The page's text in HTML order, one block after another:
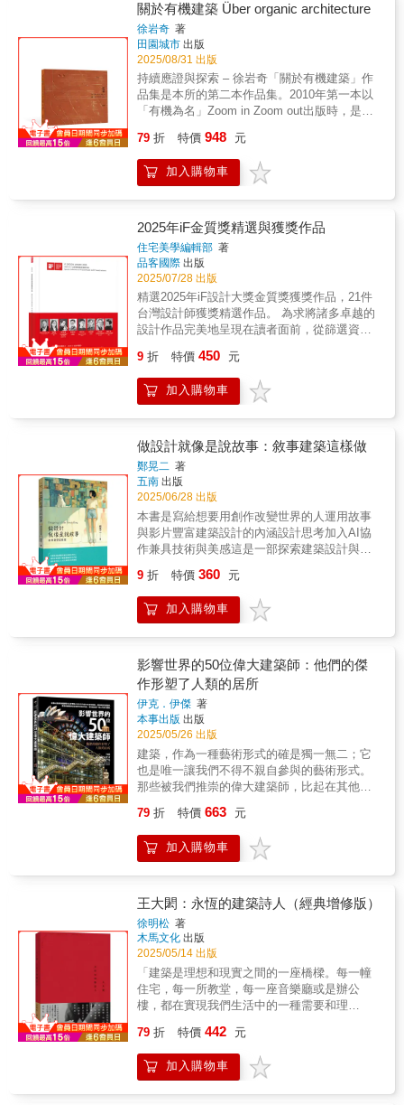
更具雕塑性與精神性的設計，都能在書中清楚
看到他的設計演進與思想演變。對讀者而言，
這不只是作品集，是認識他最原汁原味的讀
本，更是看清勒・柯比意「思想與形式如何逐
步轉變」的清楚脈絡。這本書透過實際案例與
圖像，讓這些抽象理論具體化，是理解 20 世紀
建築發展不可或缺的參考書。本書經常被建築
系學生、學者與專業建築師所引用，不只適合
學術研究，更是最佳建築設計參考、空間與比
為經典入門與進階並重的作品集，在建築教育
與專業領域中有永恆的影響力。▎現代建築大
師，齊聲推薦世人皆知勒．柯比意是個偉大的
建築師、偉大的藝術家、真正的創作者……對
我而言，最為深切的貢獻乃是在建築與都市規
劃領域裡，他是一個完完全全的解放者。」──
密斯│建築師1965「要想完全捕捉〔勒．柯比
意〕作品的含意，極度不易……他的建築龐
然，詩意與創意沛然充塞於作品與生命。他是
一個全人，賦予事物新的意義、新的價值，全
面而深刻地豐富了世世代代的未來。」──葛羅
培斯│建築師1965「當我自學校畢業後，摸索著
〔建築的〕疆土，漫遊到一個小村落，一個非
常不熟悉的小村落，一切對我顯得無與倫比的
陌生。但是透過它，並且藉由它，我突然明瞭
每個人在他的作品中都有一個冀望回應的對
象，我常常會喃喃自語：『勒．柯比意，我可
做得還可以嗎?』你瞧，勒．柯比意可是我的老
師……」──康│建築師、教育家1972「〔勒．
柯比意杜明諾住宅的〕自由平面，可能是長期
常態性變化裡最具關鍵性的轉變，一個先聲奪
人、呈現文化意識轉變的確然象徵……它的意
建築傳統，它是一個真真正正、徹徹底底的決
比意的野心，便在於對照著機器文明的需求與
成就，創造並建造新城市……」──庫哈斯│建
築師1978「若說立體派與純粹主義藉由形式再
現與比喻聯想的處理，象徵性地為繪畫注入一
種精準度，勒．柯比意則成功運用比喻與隱喻
的手法，將他所身處時代的器物象徵轉譯為建
築中的組構元素。」──葛瑞夫│建築師
1981「藉著結合一般人信念中絕不相干的主
題，勒．柯比意總能策動一種感動，既伸張又
壓縮，既開闊又稠密，既動感又靜態。因此他
總能在在營造出強烈的視覺刺激，而且參訪者
往往常在事後才意識到自己曾經臣服於〔勒．
柯比意所創造的〕一種非常經驗。」──羅│教
育家、史學家、評論家1961「勒．柯比意的
〔薩伏瓦〕住宅之所以讓人折服，在於他對所
有制式觀點的拒絕。正如同他其餘的寫作或設
形變與行動；一種些許的不安；在自大的表層
下，卻絕不自滿的心態。」──西薩│建築師
1991「〔勒．柯比意的嘉緒住宅是〕一個二十
世紀的烏托邦，它帶來了解放，也給予了允
諾；一個〔現代主義的〕紀念碑；與其說它象
徵一個已然逝去的年代，毋寧說它見證了一種
從未降臨的生活可能：一個世世代代的標竿，
永遠激起建築師的渴望與熱情。」──史特靈│
建築師1955「勒．柯比意的建築作品乃是……
時具備形式效應。勒．柯比意作品的複雜豐
沛，若僅由結構觀點只能掌握片段;儘管如此，
卻不折損對其驚喜與驚訝，甚至更令人驚嘆:
成為未來發展的重要參考指標。收錄上百張精
美歷史照片、建築影像與田野紀錄，深入解析
22件經典作品，得以切身感受這位「臺灣地域
主義先驅」的建築如何回應土地、氣候與常民
生活。
背後，柯比意的情感卻遠比他筆下的線條更迷
離、更熾烈。他有過多段感情關係，情感豐沛
卻扭曲，既渴望親密，又畏懼被看見。正是這
些看似不和諧的裂縫，成為他藝術創作最根本
的能量來源。▍ 孤獨的創作者，如何對抗全世
界的敵意？他厭惡虛偽，勇於向體制開刀，結
果被法國建築界封鎖數十年；他的情感豐富，
游走於多位女性；他的個性敏銳，書寫得極其
激烈，把所有建築師不敢說的話，都寫出來。
圖。繪畫是他的心，文字是他的刀，而建築，
是他用這兩種力量合成的璀璨舞台。勒．柯比
意從不單純追求推翻，而是在衝突中鍛造自
衣。他的偉大，不是因為他永遠站在反方，而
是因為他始終站在真理與信念的那一邊，即使
那條路孤獨、崎嶇，甚至充滿敵意。他不只是
一代建築大師，在林貴榮筆下，他是孤獨卻劃
破時代的光：勒．柯比意。【本書特色】* 法國
「勒．柯比意基金會」特別授權之獨家珍貴官
方照片* 林貴榮爬梳眾多原文資料，挖出那些你
這本書？】* 建築、設計、藝術領域的學習者*
想了解勒．柯比意內在世界的讀者* 任何對於
「創造者如何對抗體制、重塑時代」感興趣的
法國勒．柯比意基金會／主席．布麗吉特．布
維耶*法國在臺協會文化合作與交流處／處長．
喬蘇亞·塞雷斯*中原大學建築系教授／曾光宗*
立建築師事務所負責人／廖偉立*汶墨工作室負
責人／學者 胡琮淨*銘傳大學建築系助理教授／
建築史學者 徐明松
彩內容【SANAA建築旋風，臺中綠美圖引發熱
議】SANAA的建築有何魅力與過人之處？透過
2025年12月開幕的臺中綠美圖，不必出國就能
親身體驗。為何他們能在國際建築強權環伺的
競爭下，脫穎而出？妹島和世與西澤立衛，如
何成為建築家？充滿傳奇性的兩人，有著何種
性格？在伊東豊雄事務所的憂鬱階段，如何激
的西澤立衛放下電玩，義無反顧地投入設計？
他們看似random、自由、浪漫的建築形態，背
後有著如何的設計方法？他們如何設計出妹島
SANAA這對建築俠侶身上發生了許多令人心動
的奇蹟，包括2025年的台中綠美圖、1993年受
邀在紐約MoMA輕構築中展出、2004年威尼斯
建築雙年展贏得金獅獎、2010年妹島和世成為
第一位贏得普立茲克建築獎的東方女性、2010
年成為第一位受邀出任威尼斯建築雙年展總策
展人的東方女性建築家，21世紀的十數年間，
的日本女建築師──妹島和世】妹島和世，看起
出這股風潮，成為當代最具影響的女性建築師
呢？而追隨著他的建築男子西澤立衛，又是如
何從跟隨她、演化成合夥人的角色、並逐漸走
出屬於自己的建築之路？基於以上好奇、也因
為對於其白色美學的偏好，筆者謝宗哲決定徹
底地透過深度的典籍閱讀與實地建築體驗考
察，來勾勒出他們建築創作之路的軌跡。【歷
時十年的寫作企圖】這是一個延宕許久的書寫
計畫。最初的構想，起始於將近10年前，
SANAA在歐洲的建築代表作──法國羅浮宮朗
斯分館開幕；再加上SANAA贏得了臺中綠美圖
的競圖，以及毫不喘息地持續在日本本土與世
界各地均有新作發表（劇場建築的鶴岡文化會
館〔2017〕、地景建築的大阪藝術大學藝術科
學系新館〔2018〕等），無時無刻地催促著謝
涵的「包括建築的本質／純粹度／品味／人文
關懷等）」的探究與梳理，來為台灣這個依然
混沌、帶有複雜與矛盾之狀態的建築領域，注
入新鮮的氣息提供轉化的可能，讓台灣重新看
見現代主義建築曾經帶給這個世界的那份純粹
的抽象與理性，並在穿透與流動的空間場域中
感受詩意。【好評推薦語】●搭乘過日本西武
001系Laview列車的人與走訪過羅浮宮朗斯分館
的人想必無不驚豔與震撼SANAA的作品。謝宗
哲老師在這本書裡所呈現的妹島與西澤映像，
感知他者的特質，例如：世界與時間、虛質
（空間）與介質（空氣）、風景（自然）與風
情（城市）等等，我們因而領略妹島與西澤的
宗哲近十年貼身觀察當代最具影響力的日本建
築師團隊SANAA（妹島和世＋西澤立衛），對
當代建築留下關鍵的紀錄檔案。──張基義
SANAA是當代建築界最不容忽視的團體！謝宗
哲是帶領你進入SANAA世界的最佳領航者！
──李清志●原創始終來自建築家的個人特質，
建築使徒謝宗哲為您貼身解讀SANAA建築的秘
建築圈最具仙氣的精靈二人組，那麼中文語境
裡最會說《魔戒》故事的托爾金，無疑就是謝
宗哲了！──詹偉雄 ●透過宗哲老師深入淺出編
基義、景觀藝術家郭中端、Q-LAB 設計總監曾
柏庭，以及台電公共藝術課課長侯力瑋，分別
從城市美學、景觀、建築與公共藝術等不同視
角，探討光的文化價值與照明專業的社會影響
力。
關於有機建築 Über organic architecture
徐岩奇 著
田園城市 出版
2025/08/31 出版
持續應證與探索 – 徐岩奇「關於有機建築」作
品集是本所的第二本作品集。2010年第一本以
「有機為名」Zoom in Zoom out出版時，是事
回響不錯，經過贈送與銷售，很快便沒有剩
餘。很多朋友反應希望收藏，要求再次出版，
但由於是手工書，再版實受限制，因而醞釀出
私人案，當中作品執行多不容易；公家案更常
陷入台灣制度的泥沼，我早已將它視為淬鍊。
當中南投廣英國小、雲林麥寮社教園區，分別
代表兩段時期的里程碑，實踐有機建築在台
灣。內容也收錄了文章論述，多是在幾次建築
旅行後寫下的心得；主要是想應證我在學生時
代所受的有機建築教育，師長們留下來重要的
思想談話。透過同儕交流、設計實踐、旅行過
程，持續應證與探索。執業過程我同時在大學
快，有機建築已不再神秘，引用「有機」似乎
變得很受歡迎。看似枯燥的建築史，都透露了
當時西方建築界分裂成兩派；不似機械論簡單
易懂，艱澀的有機學派幾乎被歷史遺忘，到如
今卻影響甚大，甚至有機觀念部分早已內化，
例如因地制宜、適材適所等觀念。有機建築的
本質探討變成很重要，否則很容易掉入形式陷
阱。出版作品集不代表完全了解什麼是有機建
築，相反地我仍在不斷地探索與學習。感謝上
帝，感謝影響我甚遠的德籍教授Pr. Dr. Arin、
李𠄘寬先生等。感謝受邀寫序的孫全文、阮慶
岳、龔書章、褚瑞基、謝宗哲等老師們，他們
看著我一路學習成長，也常有交流的機會；邀
請他們一起來側寫，希望留給後繼者持續研究
探討有機建築。獻上深深感恩！
79 折 特價 948 元
加入購物車
2025年iF金質獎精選與獲獎作品
住宅美學編輯部 著
品客國際 出版
2025/07/28 出版
精選2025年iF設計大獎金質獎獲獎作品，21件
台灣設計師獲獎精選作品。 為求將諸多卓越的
設計作品完美地呈現在讀者面前，從篩選資
環節都凝聚著編輯們的智慧與辛勞。每一篇文
章、每一幅圖片，都是經歷千錘百鍊的優秀成
果，希望方便讀者深入了解這些獲獎作品背後
的誠摯情意，因為唯有依靠每一位設計師的積
極創新與奮鬥不懈，設計行業才擁有不斷前進
的動力。 2025年iF設計獎共收到來自66個國家
╱地區、近11,000件參賽作品。經過兩階段嚴
謹的評選流程，包含線上初審，以及於在德國
漢堡舉行的最終實體決審，最終由131位國際設
計專家選出本屆得主。今年的評選尤具意義
──iF永續工作小組成員擴大並與評審更加密切
合作，將環境與社會永續的評估標準深入納入
境責任設計的承諾。台灣設計持續在國際設計
界發光發熱，展現出強勁的創意實力。今年共
有375件台灣作品獲獎，其中一件榮獲iF金質
獎。台灣設計師以精緻的工藝、深刻的文化敘
事及對永續價值的細膩融合廣受肯定，更難能
可貴的是，他們能靈活結合前瞻科技與實用解
決方案，在各設計領域中建立起連結本土與全
球的新標竿。獲獎作品不僅展現創新與卓越，
更體現設計界對於打造更美好未來的共同承
諾。我謹向所有獲獎者──特別是來自台灣的設
計團隊──致上最誠摯的祝賀，並期待持續見證
你們所帶來的正向影響與遠見。
9 折 特價 450 元
加入購物車
做設計就像是說故事：敘事建築這樣做
鄭晃二 著
五南 出版
2025/06/28 出版
本書是寫給想要用創作改變世界的人運用故事
與影片豐富建築設計的內涵設計思考加入AI協
作兼具技術與美感這是一部探索建築設計與敘
技術指導手冊，更是一場對建築作為文化、記
憶與未來想像載體的深刻思辨。本書透過「敘
事建築」的概念，將設計視為故事敘述的延
考路徑。本書除了探討建築的功能與美學，也
深入研究建築如何透過敘事影響人類的認知、
記憶與未來想像。強調空間不僅是物理結構，
而是承載社會文化、個人情感與歷史記憶的載
體。書中包含20個單元，循序漸進地講解敘事
建築的設計方法，並輔以學生作品案例，使讀
者能直觀感受理論如何應用於實際設計。這是
一部兼具理論深度與實踐價值的建築專書，它
打破傳統建築設計的框架，將設計視為敘事的
過程，並引入科技、人文、符號學、哲學等多
中的反烏托邦敘事、AI與建築設計的關係、儀
式性空間等討論，都為當代建築學帶來了新的
啟發。
9 折 特價 360 元
加入購物車
影響世界的50位偉大建築師：他們的傑
作形塑了人類的居所
伊克．伊傑 著
本事出版 出版
2025/05/26 出版
建築，作為一種藝術形式的確是獨一無二；它
也是唯一讓我們不得不親自參與的藝術形式。
那些被我們推崇的偉大建築師，比起在其他領
活。在所有的藝術形式中，建築就是人類的故
事，透過這些故事，我們可以了解是哪些人讓
這些故事變得偉大，而這件事最有價值的一
埃及金字塔，到貝聿銘設計的羅浮宮玻璃金字
塔，古今對照；由約恩·烏松設計的雪梨歌劇
院，已被列為世界遺產，為澳洲帶來龐大的觀
光效益；倡導永續性城市建築的建築大師揚·蓋
爾，將墨爾本打造成為世界最宜居的城市之
一； 中國明朝建築師蒯祥率領香山工匠興建的
紫禁城，是古代宮殿藝術的集大成之作，也是
全世界最宏偉的宮殿建築群之一；建築師菲利
波·布魯內萊斯基運用雙層圓頂技法，打造出全
當然，也別錯過了由建築師華特．葛羅培斯於
1919年春季創建的包浩斯學院，正是二十世紀
現代藝術運動最具影響力的建築……50位建築
79 折 特價 663 元
加入購物車
王大閎：永恆的建築詩人（經典增修版）
徐明松 著
木馬文化 出版
2025/05/14 出版
「建築是理想和現實之間的一座橋樑。每一幢
住宅，每一所教堂，每一座音樂廳或是辦公
樓，都在實現我們生活中的一種需要和理
領者王大閎王大閎作品傳記．二十年經典增修
再現完整記錄生平、思想與建築代表作看見結
構中的秩序與詩意王大閎，曾是最受建築系學
79 折 特價 442 元
加入購物車